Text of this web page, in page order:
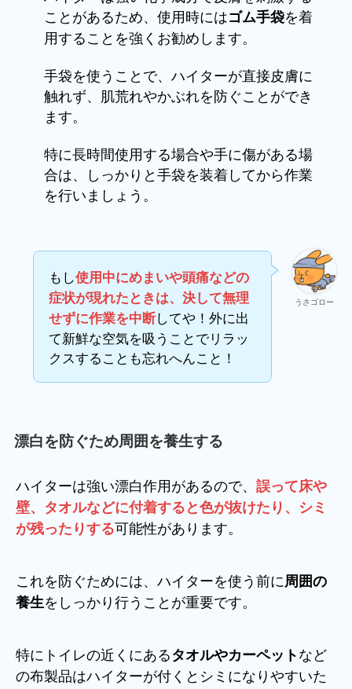
ことがあるため、使用時にはゴム手袋を着
用することを強くお勧めします。
手袋を使うことで、ハイターが直接皮膚に
触れず、肌荒れやかぶれを防ぐことができ
ます。
特に長時間使用する場合や手に傷がある場
合は、しっかりと手袋を装着してから作業
を行いましょう。
うさゴロー
もし使用中にめまいや頭痛などの
症状が現れたときは、決して無理
せずに作業を中断してや！外に出
て新鮮な空気を吸うことでリラッ
クスすることも忘れへんこと！
漂白を防ぐため周囲を養生する
ハイターは強い漂白作用があるので、 誤って床や
壁、タオルなどに付着すると色が抜けたり、シミ
が残ったりする可能性があります。
これを防ぐためには、ハイターを使う前に周囲の
養生をしっかり行うことが重要です。
特にトイレの近くにあるタオルやカーペットなど
の布製品はハイターが付くとシミになりやすいた